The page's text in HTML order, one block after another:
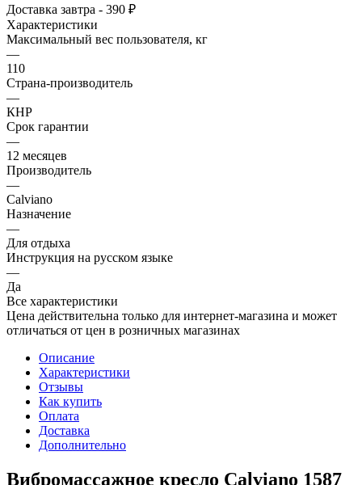
Доставка завтра - 390 ₽
Характеристики
Максимальный вес пользователя, кг
—
110
Страна-производитель
—
КНР
Срок гарантии
—
12 месяцев
Производитель
—
Calviano
Назначение
—
Для отдыха
Инструкция на русском языке
—
Да
Все характеристики
Цена действительна только для интернет-магазина и может
отличаться от цен в розничных магазинах
Описание
Характеристики
Отзывы
Как купить
Оплата
Доставка
Дополнительно
Вибромассажное кресло Calviano 1587